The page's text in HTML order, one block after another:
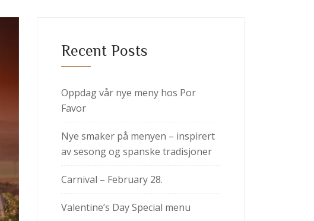
Recent Posts
Oppdag vår nye meny hos Por
Favor
Nye smaker på menyen – inspirert
av sesong og spanske tradisjoner
Carnival – February 28.
Valentine’s Day Special menu